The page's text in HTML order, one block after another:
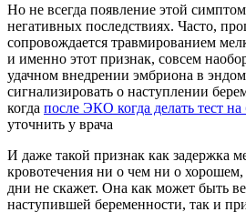
Но не всегда появление этой
негативных последствиях. Часто,
сопровождается травмированием
и именно этот признак, совсем
удачном внедрении эмбриона в
сигнализировать о наступлении
когда после ЭКО когда делать тест на
уточнить у врача
И даже такой признак как задержка
кровотечения ни о чем ни о
дни не скажет. Она как может быть
наступившей беременности, так и